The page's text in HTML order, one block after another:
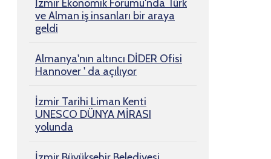
İzmir Ekonomik Forumu'nda Türk
ve Alman iş insanları bir araya
geldi
Almanya'nın altıncı DİDER Ofisi
Hannover ' da açılıyor
İzmir Tarihi Liman Kenti
UNESCO DÜNYA MİRASI
yolunda